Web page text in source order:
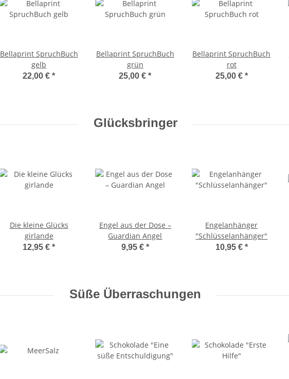
Bellaprint SpruchBuch
gelb
22,00 €*
Bellaprint SpruchBuch
grün
25,00 €*
Bellaprint SpruchBuch
rot
25,00 € *
Glücksbringer
Die kleine Glücks
girlande
12,95 €*
Engel aus der Dose –
Guardian Angel
9,95 € *
Engelanhänger
"Schlüsselanhänger"
10,95 € *
Süße Überraschungen